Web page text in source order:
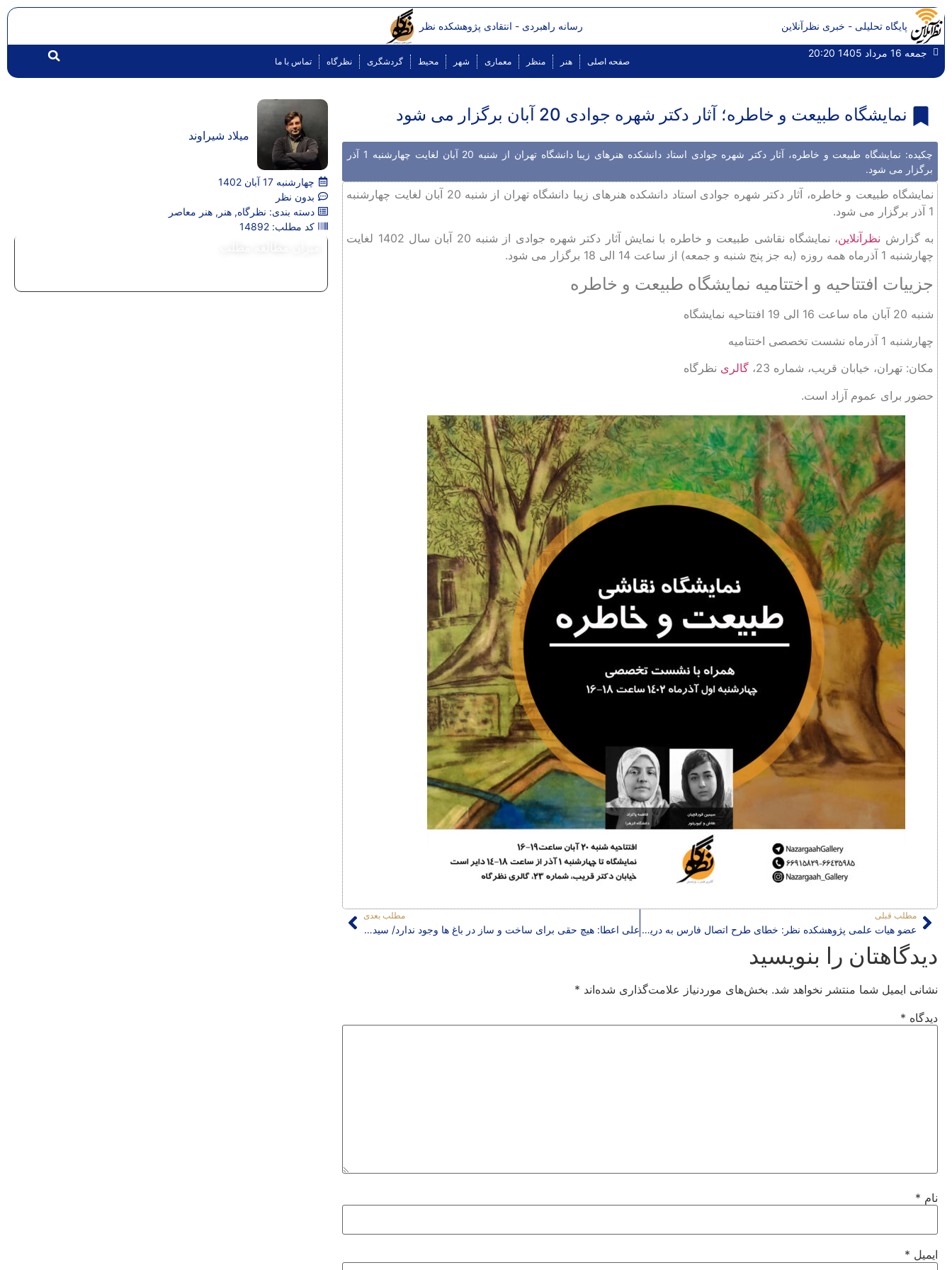
پایگاه تحلیلی - خبری نظرآنلاین رسانه راهبردی - انتقادی پژوهشکده نظر
جمعه 16 مرداد 1405 20:20
صفحه اصلی هنر منظر معماری شهر محیط گردشگری نظرگاه تماس با ما
نمایشگاه طبیعت و خاطره؛ آثار دکتر شهره جوادی 20 آبان برگزار می شود
چکیده: نمایشگاه طبیعت و خاطره، آثار دکتر شهره جوادی استاد دانشکده هنرهای زیبا دانشگاه تهران از شنبه 20 آبان لغایت چهارشنبه 1 آذر
برگزار می شود.
نمایشگاه طبیعت و خاطره، آثار دکتر شهره جوادی استاد دانشکده هنرهای زیبا دانشگاه تهران از شنبه 20 آبان لغایت چهارشنبه
1 آذر برگزار می شود.
به گزارش نظرآنلاین
، نمایشگاه نقاشی طبیعت و خاطره با نمایش آثار دکتر شهره جوادی از شنبه 20 آبان سال 1402 لغایت
چهارشنبه 1 آذرماه همه روزه (به جز پنج شنبه و جمعه) از ساعت 14 الی 18 برگزار می شود.
جزییات افتتاحیه و اختتامیه نمایشگاه طبیعت و خاطره
شنبه 20 آبان ماه ساعت 16 الی 19 افتتاحیه نمایشگاه
چهارشنبه 1 آذرماه نشست تخصصی اختتامیه
مکان: تهران، خیابان قریب، شماره 23،
گالری نظرگاه
حضور برای عموم آزاد است.
مطلب قبلی
عضو هیات علمی پژوهشکده نظر: خطای طرح اتصال فارس به دریا بی توجهی به مساله مکان است
مطلب بعدی
علی اعطا: هیچ حقی برای ساخت و ساز در باغ ها وجود ندارد/ سیدامیر منصوری: همه ی شهر در حفظ باغ ها باید مشارکت کنند
دیدگاهتان را بنویسید
نشانی ایمیل شما منتشر نخواهد شد. بخش‌های موردنیاز علامت‌گذاری شده‌اند *
دیدگاه *
نام *
ایمیل *
میلاد شیراوند
چهارشنبه 17 آبان 1402
بدون نظر
دسته بندی: نظرگاه, هنر , هنر معاصر
کد مطلب: 14892